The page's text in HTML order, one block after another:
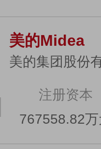
鉴参考。纠错>>
美的Midea
美的集团股份
注册资本
767558.82